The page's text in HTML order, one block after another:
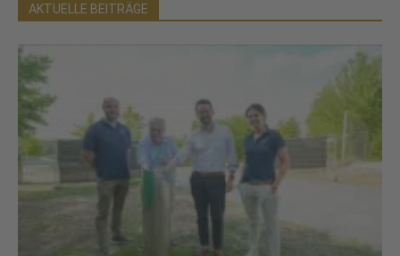
AKTUELLE BEITRÄGE